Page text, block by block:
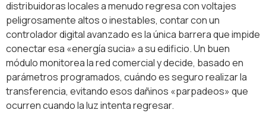
distribuidoras locales a menudo regresa con voltajes
peligrosamente altos o inestables, contar con un
controlador digital avanzado es la única barrera que impide
conectar esa «energía sucia» a su edificio. Un buen
módulo monitorea la red comercial y decide, basado en
parámetros programados, cuándo es seguro realizar la
transferencia, evitando esos dañinos «parpadeos» que
ocurren cuando la luz intenta regresar.